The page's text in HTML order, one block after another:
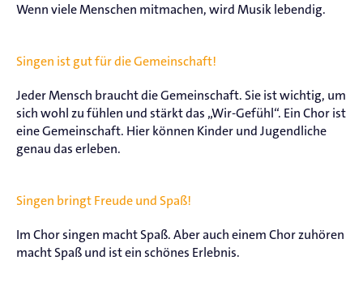
Wenn viele Menschen mitmachen, wird Musik lebendig.
Singen ist gut für die Gemeinschaft!
Jeder Mensch braucht die Gemeinschaft. Sie ist wichtig, um
sich wohl zu fühlen und stärkt das „Wir-Gefühl“. Ein Chor ist
eine Gemeinschaft. Hier können Kinder und Jugendliche
genau das erleben.
Singen bringt Freude und Spaß!
Im Chor singen macht Spaß. Aber auch einem Chor zuhören
macht Spaß und ist ein schönes Erlebnis.